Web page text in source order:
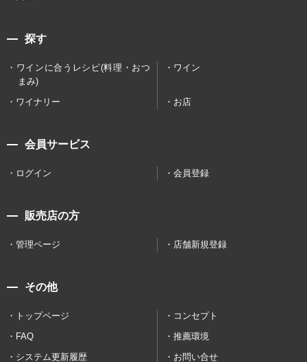
探す
ワインに合うレシピ(料理・おつ
まみ)
ワイン
ワイナリー お店
会員サービス
ログイン 会員登録
販売店の方
管理ページ 店舗新規登録
その他
トップページ
コンセプト
FAQ
推薦環境
システム更新履歴
お問い合せ